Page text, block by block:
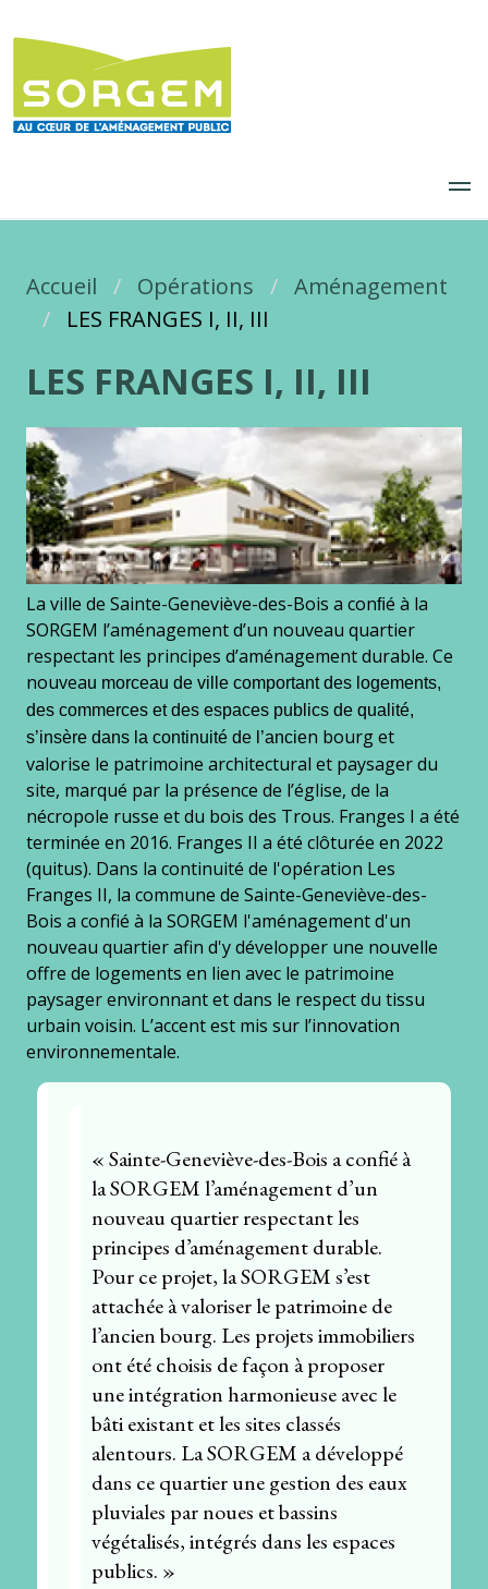
au
principal
Fil d'Ariane
Accueil Opérations
Aménagement
LES FRANGES I, II, III
LES FRANGES I, II, III
La ville de Sainte-Geneviève-des-Bois a conﬁé à la
SORGEM l’aménagement d’un nouveau quartier
respectant les principes d’aménagement durable. Ce
nouveau morceau de ville comportant des logements,
des commerces et des espaces publics de qualité,
s’insère dans la continuité de l’ancien bourg et
valorise le patrimoine architectural et paysager du
site, marqué par la présence de l’église, de la
nécropole russe et du bois des Trous. Franges I a été
terminée en 2016. Franges II a été clôturée en 2022
(quitus). Dans la continuité de l'opération Les
Franges II, la commune de Sainte-Geneviève-des-
Bois a confié à la SORGEM l'aménagement d'un
nouveau quartier afin d'y développer une nouvelle
offre de logements en lien avec le patrimoine
paysager environnant et dans le respect du tissu
urbain voisin. L’accent est mis sur l’innovation
environnementale.
« Sainte-Geneviève-des-Bois a confié à
la SORGEM l’aménagement d’un
nouveau quartier respectant les
principes d’aménagement durable.
Pour ce projet, la SORGEM s’est
attachée à valoriser le patrimoine de
l’ancien bourg. Les projets immobiliers
ont été choisis de façon à proposer
une intégration harmonieuse avec le
bâti existant et les sites classés
alentours. La SORGEM a développé
dans ce quartier une gestion des eaux
pluviales par noues et bassins
végétalisés, intégrés dans les espaces
publics. »